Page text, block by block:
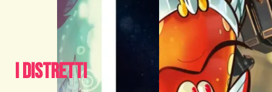
I Distretti